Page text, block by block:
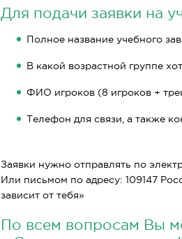
Для подачи заявки на
Полное название учебного
В какой возрастной группе
ФИО игроков (8 игроков +
Телефон для связи, а также
Заявки нужно отправлять по
Или письмом по адресу: 109147
зависит от тебя»
По всем вопросам Вы